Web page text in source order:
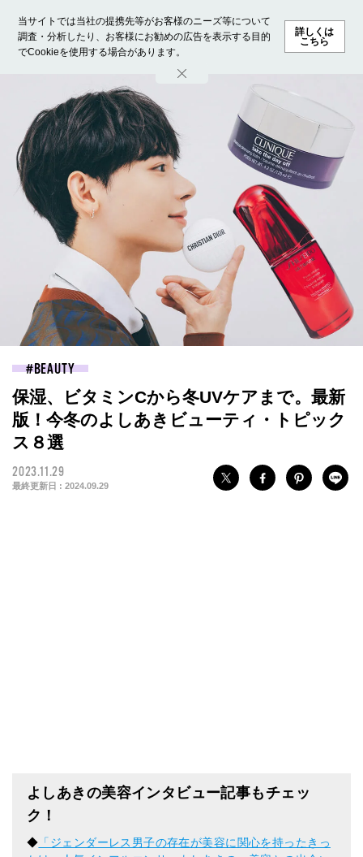
当サイトでは当社の提携先等がお客様のニーズ等について
調査・分析したり、お客様にお勧めの広告を表示する目的
でCookieを使用する場合があります。
詳しくは
こちら
ホーム モデル募集 ランキング ファッション ビューテ
BEAUTY
保湿、ビタミンCから冬UVケアまで。最新
版！今冬のよしあきビューティ・トピック
ス８選
2023.11.29
最終更新日 : 2024.09.29
よしあきの美容インタビュー記事もチェッ
ク！
◆ 「ジェンダーレス男子の存在が美容に関心を持ったきっ